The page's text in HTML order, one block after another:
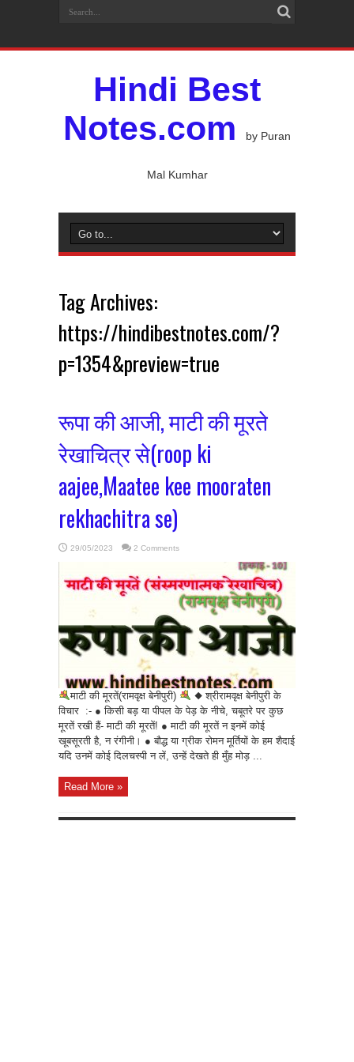
Hindi Best
Notes.com
by Puran
Mal Kumhar
Tag Archives:
https://hindibestnotes.com/?
p=1354&preview=true
रूपा की आजी, माटी की मूरते
रेखाचित्र से(roop ki
aajee,Maatee kee mooraten
rekhachitra se)
29/05/2023 2 Comments
माटी की मूरतें(रामवृक्ष बेनीपुरी)
◆ श्रीरामवृक्ष बेनीपुरी के
विचार :- ● किसी बड़ या पीपल के पेड़ के नीचे, चबूतरे पर कुछ
मूरतें रखी हैं- माटी की मूरतें! ● माटी की मूरतें न इनमें कोई
खूबसूरती है, न रंगीनी। ● बौद्ध या ग्रीक रोमन मूर्तियों के हम शैदाई
यदि उनमें कोई दिलचस्पी न लें, उन्हें देखते ही मुँह मोड़ ...
Read More »